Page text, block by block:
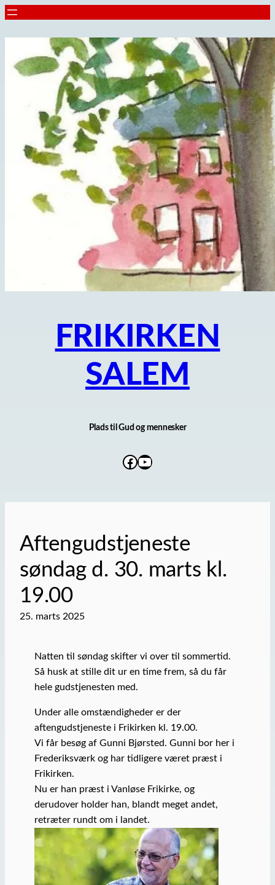
Spring
FRIKIRKEN
SALEM
Plads til Gud og mennesker
Facebook
YouTube
Aftengudstjeneste
søndag d. 30. marts kl.
19.00
25. marts 2025
Natten til søndag skifter vi over til sommertid.
Så husk at stille dit ur en time frem, så du får
hele gudstjenesten med.
Under alle omstændigheder er der
aftengudstjeneste i Frikirken kl. 19.00.
Vi får besøg af Gunni Bjørsted. Gunni bor her i
Frederiksværk og har tidligere været præst i
Frikirken.
Nu er han præst i Vanløse Frikirke, og
derudover holder han, blandt meget andet,
retræter rundt om i landet.